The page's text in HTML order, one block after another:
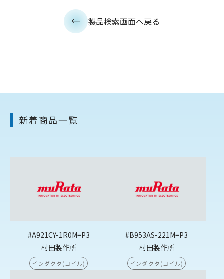
製品検索画面へ戻る
新着商品一覧
#A921CY-1R0M=P3
村田製作所
インダクタ(コイル)
#B953AS-221M=P3
村田製作所
インダクタ(コイル)